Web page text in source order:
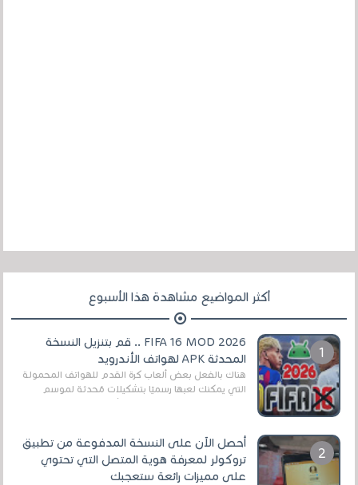
أكثر المواضيع مشاهدة هذا الأسبوع
FIFA 16 MOD 2026 .. قم بتنزيل النسخة
المحدثة APK لهواتف الأندرويد
هناك بالفعل بعض ألعاب كرة القدم للهواتف المحمولة
التي يمكنك لعبها رسميًا بتشكيلات مُحدثة لموسم
أحصل الآن على النسخة المدفوعة من تطبيق
تروكولر لمعرفة هوية المتصل التي تحتوي
على مميزات رائعة ستعجبك